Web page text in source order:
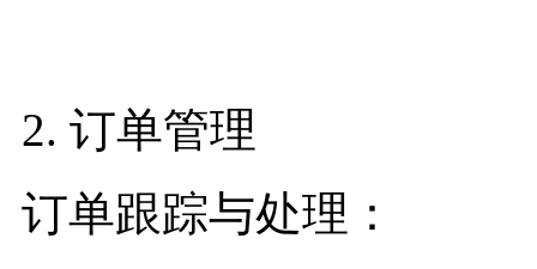
2. 订单管理
订单跟踪与处理：